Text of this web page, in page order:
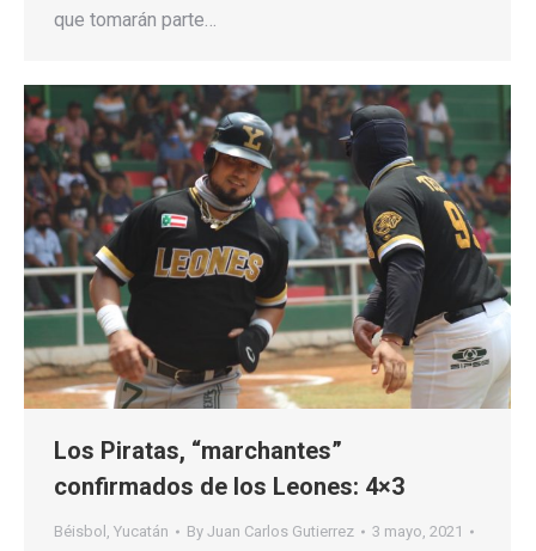
que tomarán parte…
Los Piratas, “marchantes”
confirmados de los Leones: 4×3
Béisbol , Yucatán By Juan Carlos Gutierrez
3 mayo, 2021